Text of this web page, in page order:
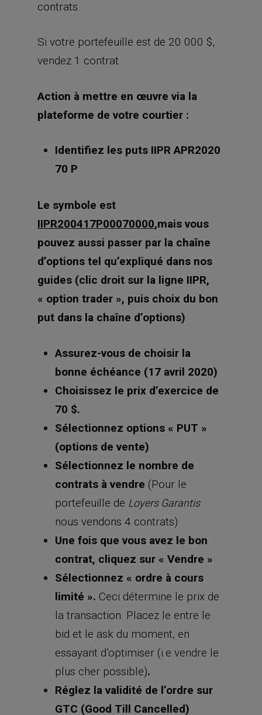
plateforme de votre courtier :
70 P
IIPR200417P00070000,mais vous
pouvez aussi passer par la chaîne
guides (clic droit sur la ligne IIPR,
« option trader », puis choix du bon
put dans la chaîne d’options)
Assurez-vous de choisir la
bonne échéance (17 avril 2020)
Choisissez le prix d’exercice de
Sélectionnez options « PUT »
(options de vente)
Sélectionnez le nombre de
contrats à vendre
portefeuille deLoyers Garantis
nous vendons 4 contrats)
Une fois que vous avez le bon
contrat, cliquez sur « Vendre »
Sélectionnez « ordre à cours
limité ».Ceci détermine le prix de
la transaction. Placez le entre le
bid et le ask du moment, en
essayant d’optimiser (i.e vendre le
plus cher possible).
Réglez la validité de l’ordre sur
GTC (Good Till Cancelled)
Cliquez sur « vendre » pour
transmettre l’ordre.
N’oubliez pas de mettre de côté (=